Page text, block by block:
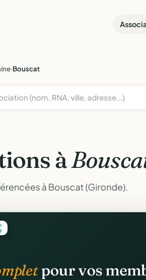
›Bouscat
à
à Bouscat (Gironde).
pour vos